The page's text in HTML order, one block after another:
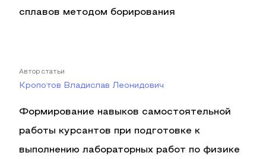
сплавов методом борирования
Автор статьи
Кропотов Владислав Леонидович
Формирование навыков самостоятельной
работы курсантов при подготовке к
выполнению лабораторных работ по физике